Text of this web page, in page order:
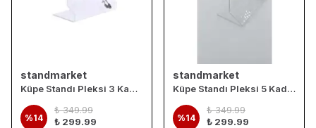
standmarket
Küpe Standı Pleksi 3 Kademe
%14
₺ 349.99
₺ 299.99
standmarket
Küpe Standı Pleksi 5 Kademe
%14
₺ 349.99
₺ 299.99